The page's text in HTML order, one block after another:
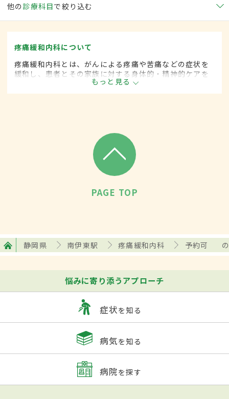
他の 診療科目で絞り込む
疼痛緩和内科について
疼痛緩和内科とは、がんによる疼痛や苦痛などの症状を
緩和し、患者とその家族に対する身体的・精神的ケアを
行う診療分野です。緩和ケア内科とも呼ばれます。
もっと見る
PAGE TOP
静岡県 南伊東駅 疼痛緩和内科 予約可
悩みに寄り添うアプローチ
症状を知る
病気を知る
病院を探す